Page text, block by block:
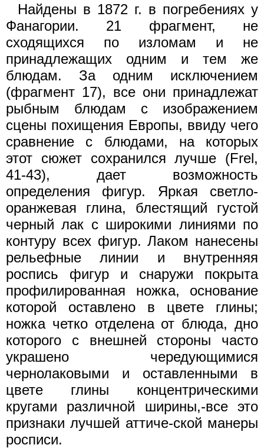
Найдены в 1872 г. в погребениях у
Фанагории. 21 фрагмент, не
сходящихся по изломам и не
принадлежащих одним и тем же
блюдам. За одним исключением
(фрагмент 17), все они принадлежат
рыбным блюдам с изображением
сцены похищения Европы, ввиду чего
сравнение с блюдами, на которых
этот сюжет сохранился лучше (Frel,
41-43), дает возможность
определения фигур. Яркая светло-
оранжевая глина, блестящий густой
черный лак с широкими линиями по
контуру всех фигур. Лаком нанесены
рельефные линии и внутренняя
роспись фигур и снаружи покрыта
профилированная ножка, основание
которой оставлено в цвете глины;
ножка четко отделена от блюда, дно
которого с внешней стороны часто
украшено чередующимися
чернолаковыми и оставленными в
цвете глины концентрическими
кругами различной ширины,-все это
признаки лучшей аттиче-ской манеры
росписи.